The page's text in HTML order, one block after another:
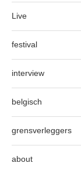
Live
festival
interview
belgisch
grensverleggers
about